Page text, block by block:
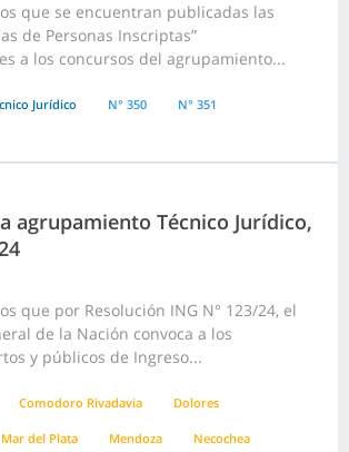
que se encuentran publicadas las
de Personas Inscriptas”
a los concursos del agrupamiento...
Jurídico N° 350 N° 351
agrupamiento Técnico Jurídico,
que por Resolución ING N° 123/24, el
de la Nación convoca a los
y públicos de Ingreso...
Comodoro Rivadavia Dolores
Mar del Plata Mendoza Necochea